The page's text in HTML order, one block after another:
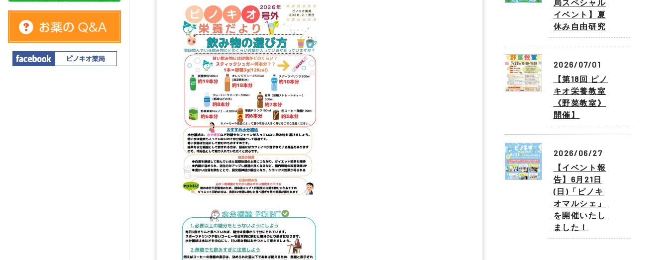
局スペシャル
イベント】夏
休み自由研究
2026/07/01
【第18回 ピノ
キオ栄養教室
《野菜教室》
開催】
2026/06/27
【イベント報
告】6月21日
(日)「ピノキ
オマルシェ」
を開催いたし
ました！